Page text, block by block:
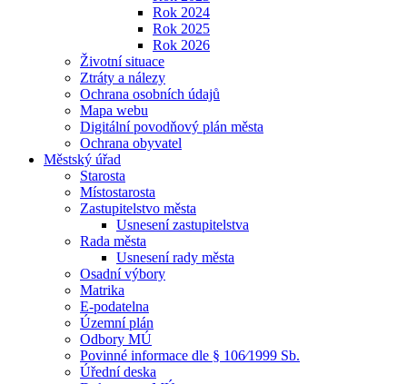
Rok 2024
Rok 2025
Rok 2026
Životní situace
Ztráty a nálezy
Ochrana osobních údajů
Mapa webu
Digitální povodňový plán města
Ochrana obyvatel
Městský úřad
Starosta
Místostarosta
Zastupitelstvo města
Usnesení zastupitelstva
Rada města
Usnesení rady města
Osadní výbory
Matrika
E-podatelna
Územní plán
Odbory MÚ
Povinné informace dle § 106⁄1999 Sb.
Úřední deska